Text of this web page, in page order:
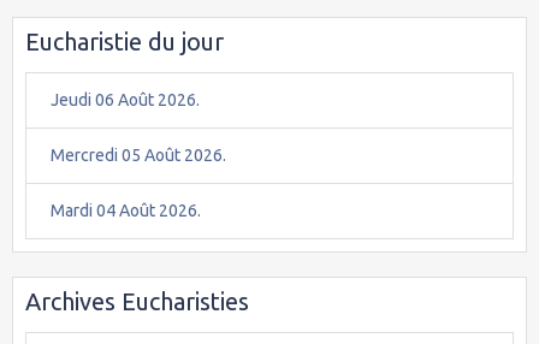
Eucharistie du jour
Jeudi 06 Août 2026.
Mercredi 05 Août 2026.
Mardi 04 Août 2026.
Archives Eucharisties